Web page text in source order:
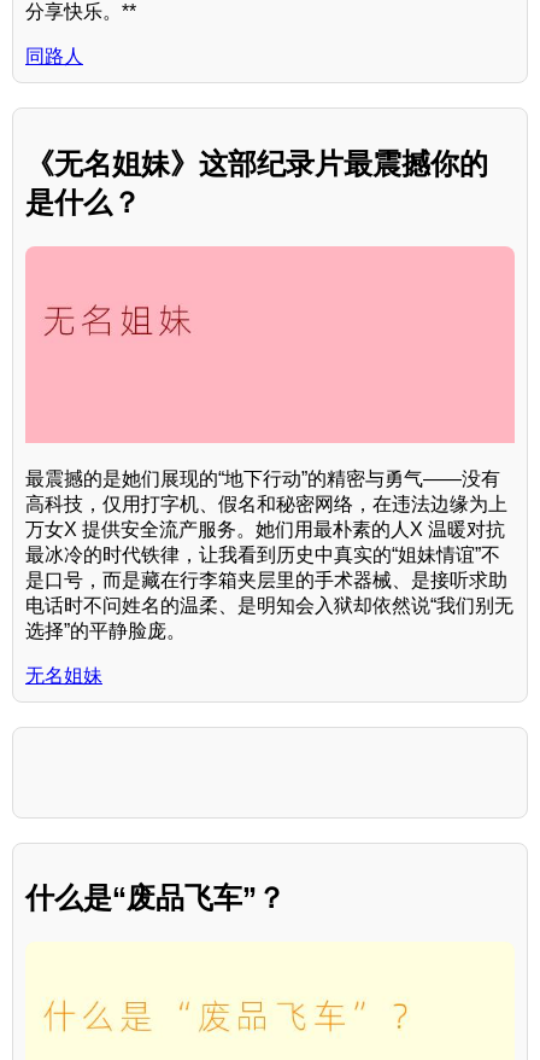
分享快乐。**
同路人
《无名姐妹》这部纪录片最震撼你的
是什么？
最震撼的是她们展现的“地下行动”的精密与勇气——没有
高科技，仅用打字机、假名和秘密网络，在违法边缘为上
万女X 提供安全流产服务。她们用最朴素的人X 温暖对抗
最冰冷的时代铁律，让我看到历史中真实的“姐妹情谊”不
是口号，而是藏在行李箱夹层里的手术器械、是接听求助
电话时不问姓名的温柔、是明知会入狱却依然说“我们别无
选择”的平静脸庞。
无名姐妹
什么是“废品飞车”？